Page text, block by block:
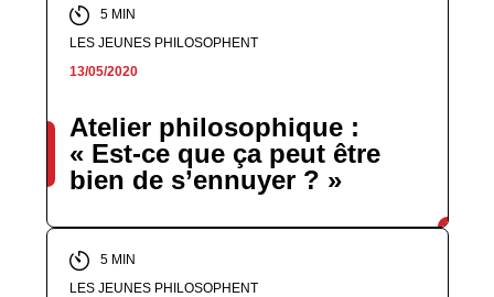
5 MIN
LES JEUNES PHILOSOPHENT
13/05/2020
Atelier philosophique :
« Est-ce que ça peut être
bien de s’ennuyer ? »
5 MIN
LES JEUNES PHILOSOPHENT